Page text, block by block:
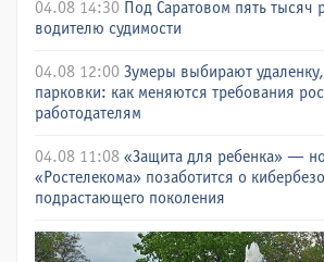
04.08 14:30 Под Саратовом пять тысяч
водителю судимости
04.08 12:00 Зумеры выбирают
парковки: как меняются требования
работодателям
04.08 11:08 «Защита для ребенка» —
«Ростелекома» позаботится о
подрастающего поколения